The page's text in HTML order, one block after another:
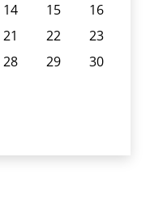
14 15
16
21 22
23
28 29
30